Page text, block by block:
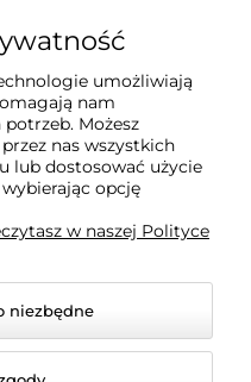
umożliwiają
nam
Możesz
nas wszystkich
lub dostosować użycie
opcję
w naszej Polityce
niezbędne